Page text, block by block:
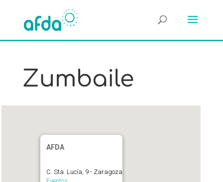
Zumbaile
AFDA
C. Sta. Lucía, 9 - Zaragoza